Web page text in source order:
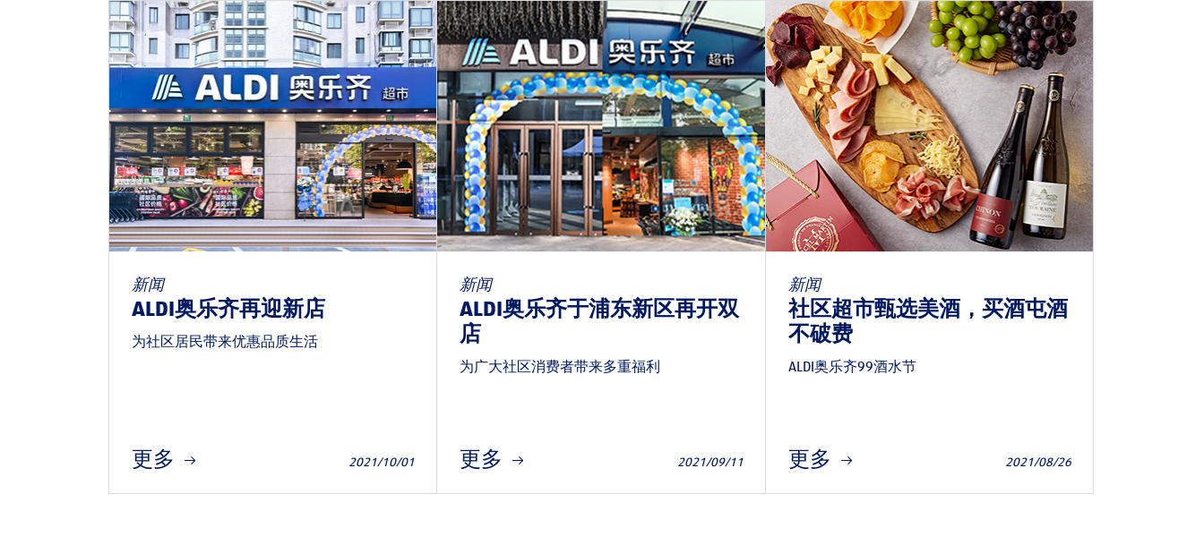
新闻
ALDI奥乐齐再迎新店
为社区居民带来优惠品质生活
2021/10/01
更多
新闻
ALDI奥乐齐于浦东新区再开双
店
为广大社区消费者带来多重福利
2021/09/11
更多
新闻
社区超市甄选美酒，买酒屯酒
不破费
ALDI奥乐齐99酒水节
2021/08/26
更多